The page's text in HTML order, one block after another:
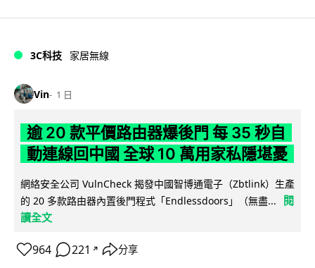
3C科技 家居無線
Vin 1 日
逾 20 款平價路由器爆後門 每 35 秒自
動連線回中國 全球 10 萬用家私隱堪憂
網絡安全公司 VulnCheck 揭發中國智博通電子（Zbtlink）生產
的 20 多款路由器內置後門程式「Endlessdoors」（無盡...
閱
讀全文
964 221 ↗ 分享